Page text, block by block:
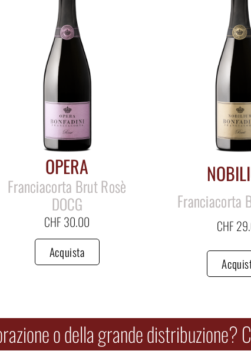
OPERA
Franciacorta Brut Rosè
DOCG
CHF 30.00
Acquista
Franciacorta
CHF
o della grande distribuzione?